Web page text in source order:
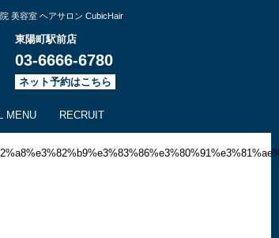
美容室 ヘアサロン CubicHair
東陽町駅前店
03-6666-6780
ネット予約はこちら
MENU RECRUIT